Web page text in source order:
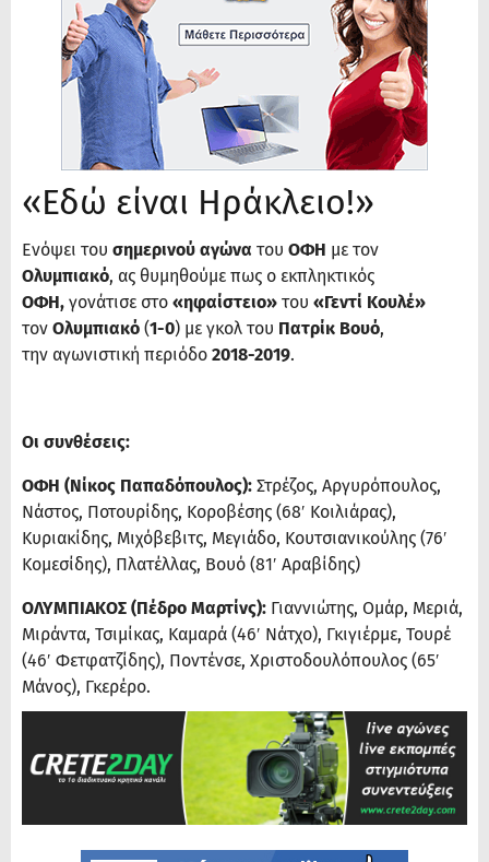
«Εδώ είναι Ηράκλειο!»
Ενόψει του σημερινού αγώνα του ΟΦΗ με τον
Ολυμπιακό, ας θυμηθούμε πως ο εκπληκτικός
ΟΦΗ, γονάτισε στο «ηφαίστειο» του «Γεντί Κουλέ»
τον Ολυμπιακό (1-0) με γκολ του Πατρίκ Βουό,
την αγωνιστική περιόδο 2018-2019.
Οι συνθέσεις:
ΟΦΗ (Νίκος Παπαδόπουλος): Στρέζος, Αργυρόπουλος,
Νάστος, Ποτουρίδης, Κοροβέσης (68′ Κοιλιάρας),
Κυριακίδης, Μιχόβεβιτς, Μεγιάδο, Κουτσιανικούλης (76′
Κομεσίδης), Πλατέλλας, Βουό (81′ Αραβίδης)
ΟΛΥΜΠΙΑΚΟΣ (Πέδρο Μαρτίνς): Γιαννιώτης, Ομάρ, Μεριά,
Μιράντα, Τσιμίκας, Καμαρά (46′ Νάτχο), Γκιγιέρμε, Τουρέ
(46′ Φετφατζίδης), Ποντένσε, Χριστοδουλόπουλος (65′
Μάνος), Γκερέρο.